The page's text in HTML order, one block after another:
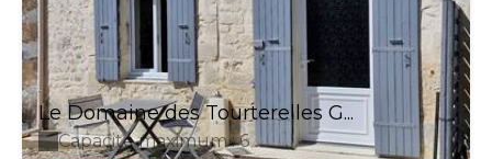
Le Domaine des Tourterelles G...
Capacité maximum : 6